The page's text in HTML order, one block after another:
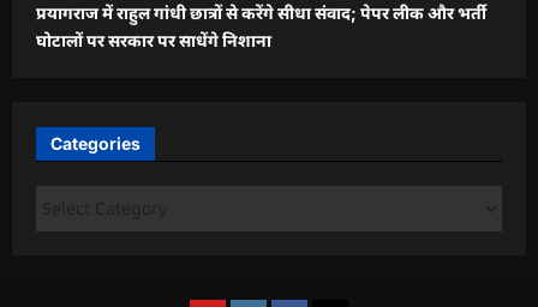
प्रयागराज में राहुल गांधी छात्रों से करेंगे सीधा संवाद; पेपर लीक और भर्ती
घोटालों पर सरकार पर साधेंगे निशाना
Categories